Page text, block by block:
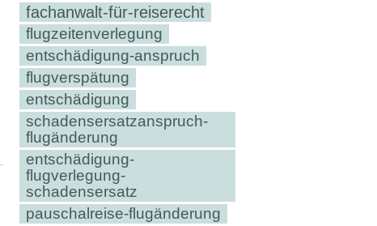
fachanwalt-für-reiserecht
flugzeitenverlegung
entschädigung-anspruch
flugverspätung
entschädigung
schadensersatzanspruch-
flugänderung
entschädigung-
flugverlegung-
schadensersatz
pauschalreise-flugänderung